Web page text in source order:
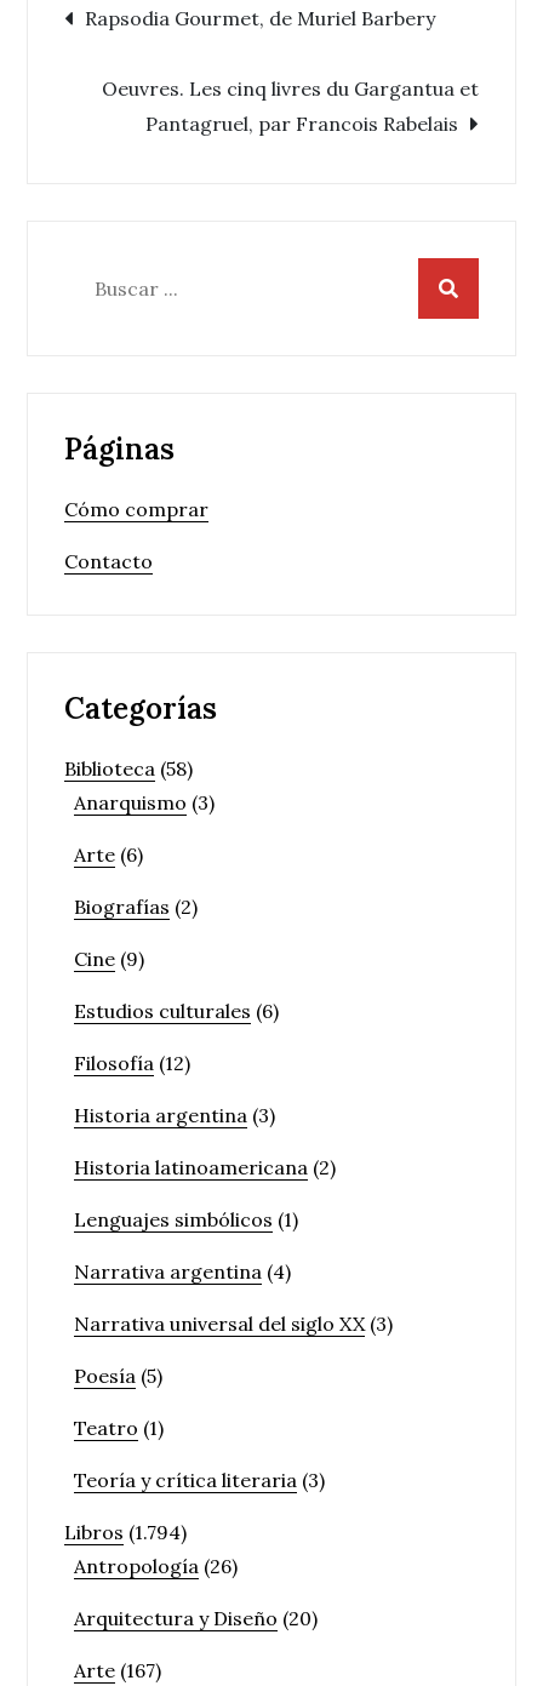
Navegación
de
Rapsodia Gourmet, de Muriel Barbery
Oeuvres. Les cinq livres du Gargantua et
Pantagruel, par Francois Rabelais
Páginas
Cómo comprar
Contacto
Categorías
Biblioteca (58)
Anarquismo (3)
Arte (6)
Biografías (2)
Cine (9)
Estudios culturales (6)
Filosofía (12)
Historia argentina (3)
Historia latinoamericana (2)
Lenguajes simbólicos (1)
Narrativa argentina (4)
Narrativa universal del siglo XX(3)
Poesía (5)
Teatro (1)
Teoría y crítica literaria (3)
Libros (1.794)
Antropología (26)
Arquitectura y Diseño (20)
Arte (167)